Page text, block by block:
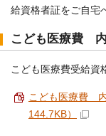
給資格者証をご自宅
こども医療費
こども医療費受給資
こども医療費
144.7KB）